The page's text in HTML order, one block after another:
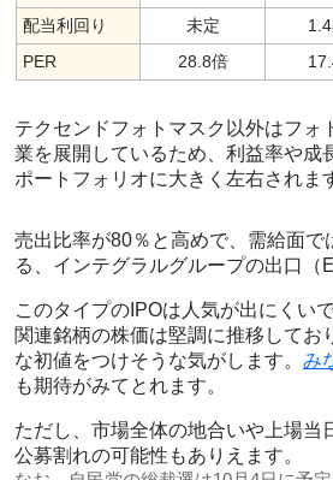
配当利回り 未定
PER
28.8倍
テクセンドフォトマスク以外はフォ
業を展開しているため、利益率や成
ポートフォリオに大きく左右されま
売出比率が80％と高めで、需給面で
る、インテグラルグループの出口（
このタイプのIPOは人気が出にくい
関連銘柄の株価は堅調に推移してお
な初値をつけそうな気がします。 み
も期待がみてとれます。
ただし、市場全体の地合いや上場当
公募割れの可能性もありえます。